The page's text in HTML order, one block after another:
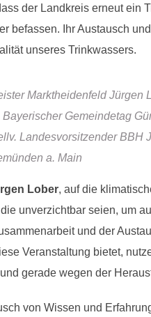
der Landkreis erneut ein
befassen. Ihr Austausch
unseres Trinkwassers.
Marktheidenfeld Jürgen
Gemeindetag
Landesvorsitzender BBH
a. Main
Lober, auf die
unverzichtbar seien, um
und der
Veranstaltung bietet,
gerade wegen der
von Wissen und